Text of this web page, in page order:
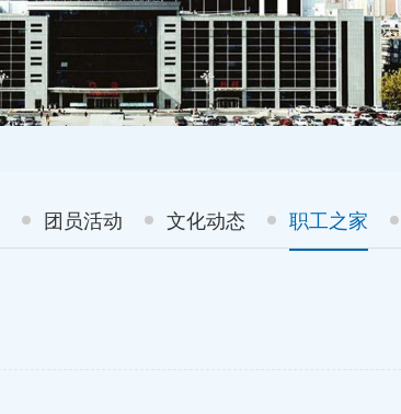
团员活动 文化动态 职工之家